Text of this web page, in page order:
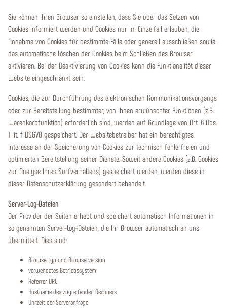
Sie können Ihren Browser so einstellen, dass Sie über das Setzen von
Cookies informiert werden und Cookies nur im Einzelfall erlauben, die
Annahme von Cookies für bestimmte Fälle oder generell ausschließen sowie
das automatische Löschen der Cookies beim Schließen des Browser
aktivieren. Bei der Deaktivierung von Cookies kann die Funktionalität dieser
Website eingeschränkt sein.
Cookies, die zur Durchführung des elektronischen Kommunikationsvorgangs
oder zur Bereitstellung bestimmter, von Ihnen erwünschter Funktionen (z.B.
Warenkorbfunktion) erforderlich sind, werden auf Grundlage von Art. 6 Abs.
1 lit. f DSGVO gespeichert. Der Websitebetreiber hat ein berechtigtes
Interesse an der Speicherung von Cookies zur technisch fehlerfreien und
optimierten Bereitstellung seiner Dienste. Soweit andere Cookies (z.B. Cookies
zur Analyse Ihres Surfverhaltens) gespeichert werden, werden diese in
dieser Datenschutzerklärung gesondert behandelt.
Server-Log-Dateien
Der Provider der Seiten erhebt und speichert automatisch Informationen in
so genannten Server-Log-Dateien, die Ihr Browser automatisch an uns
übermittelt. Dies sind:
Browsertyp und Browserversion
verwendetes Betriebssystem
Referrer URL
Hostname des zugreifenden Rechners
Uhrzeit der Serveranfrage